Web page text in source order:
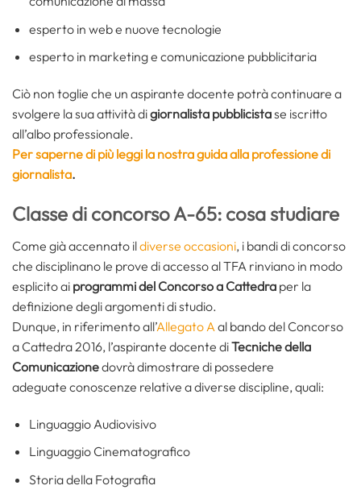
esperto in web e nuove tecnologie
esperto in marketing e comunicazione pubblicitaria
Ciò non toglie che un aspirante docente potrà continuare a
svolgere la sua attività digiornalista pubblicistase iscritto
all’albo professionale.
Per saperne di più leggi la nostra guida alla professione di
giornalista.
Classe di concorso A-65: cosa studiare
Come già accennato ildiverse occasioni, i bandi di concorso
che disciplinano le prove di accesso al TFA rinviano in modo
esplicito ai programmi del Concorso a Cattedra per la
definizione degli argomenti di studio.
Dunque, in riferimento all’Allegato Aal bando del Concorso
a Cattedra 2016, l’aspirante docente diTecniche della
Comunicazionedovrà dimostrare di possedere
adeguate conoscenze relative a diverse discipline, quali:
Linguaggio Audiovisivo
Linguaggio Cinematografico
Storia della Fotografia